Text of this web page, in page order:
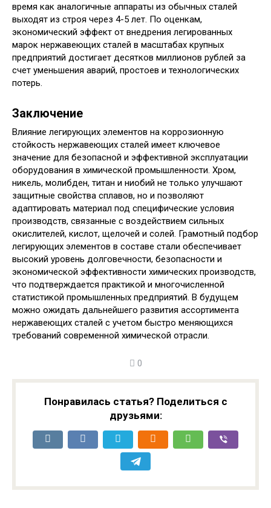
время как аналогичные аппараты из обычных сталей
выходят из строя через 4-5 лет. По оценкам,
экономический эффект от внедрения легированных
марок нержавеющих сталей в масштабах крупных
предприятий достигает десятков миллионов рублей за
счет уменьшения аварий, простоев и технологических
потерь.
Заключение
Влияние легирующих элементов на коррозионную
стойкость нержавеющих сталей имеет ключевое
значение для безопасной и эффективной эксплуатации
оборудования в химической промышленности. Хром,
никель, молибден, титан и ниобий не только улучшают
защитные свойства сплавов, но и позволяют
адаптировать материал под специфические условия
производств, связанные с воздействием сильных
окислителей, кислот, щелочей и солей. Грамотный подбор
легирующих элементов в составе стали обеспечивает
высокий уровень долговечности, безопасности и
экономической эффективности химических производств,
что подтверждается практикой и многочисленной
статистикой промышленных предприятий. В будущем
можно ожидать дальнейшего развития ассортимента
нержавеющих сталей с учетом быстро меняющихся
требований современной химической отрасли.
0
Понравилась статья? Поделиться с
друзьями: